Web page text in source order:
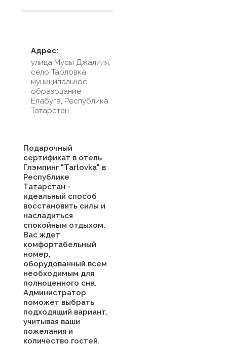
Адрес:
улица Мусы Джалиля,
село Тарловка,
муниципальное
образование
Елабуга, Республика
Татарстан
Подарочный
сертификат в отель
Глэмпинг "Tarlovka" в
Республике
Татарстан -
идеальный способ
восстановить силы и
насладиться
спокойным отдыхом.
Вас ждет
комфортабельный
номер,
оборудованный всем
необходимым для
полноценного сна.
Администратор
поможет выбрать
подходящий вариант,
учитывая ваши
пожелания и
количество гостей.